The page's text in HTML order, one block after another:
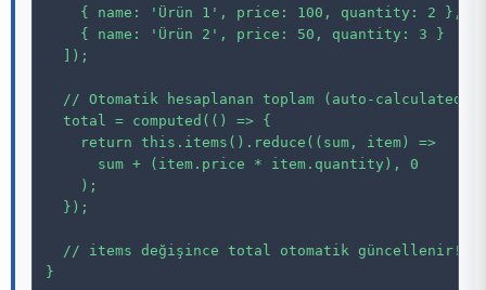
    { name: 'Ürün 1', price: 100, quantity: 2 },
    { name: 'Ürün 2', price: 50, quantity: 3 }
  ]);
// Otomatik hesaplanan toplam (auto-calculated
  total = computed(() => {
    return this.items().reduce((sum, item) =>
      sum + (item.price * item.quantity), 0
    );
  });
// items değişince total otomatik güncellenir!
}